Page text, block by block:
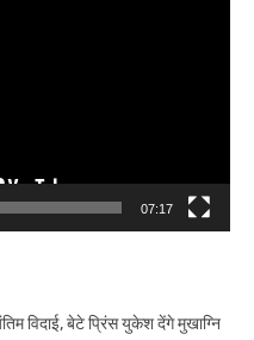
07:17
विदाई, बेटे प्रिंस युकेश देंगे मुखाग्नि